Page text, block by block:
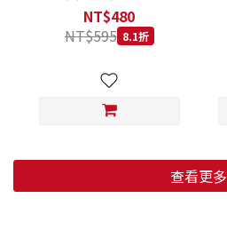
低穀鱈魚甜橙 小顆粒 800G
NT$480
NT$595 8.1折
查看更多